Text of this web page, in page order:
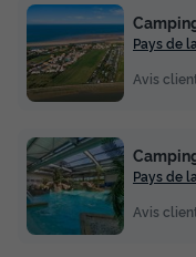
Pays de
Avis
Pays de
Avis